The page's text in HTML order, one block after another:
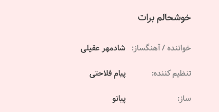
خوشحالم برات
خواننده / آهنگساز: شادمهر عقیلی
تنظیم کننده: پیام فلاحتی
ساز: پیانو